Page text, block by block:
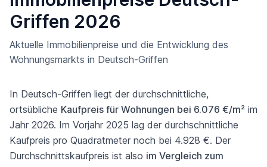
Griffen 2026
Aktuelle Immobilienpreise und die Entwicklung des
Wohnungsmarkts in Deutsch-Griffen
In Deutsch-Griffen liegt der durchschnittliche,
ortsübliche Kaufpreis für Wohnungen bei 6.076 €/m² im
Jahr 2026. Im Vorjahr 2025 lag der durchschnittliche
Kaufpreis pro Quadratmeter noch bei 4.928 €. Der
Durchschnittskaufpreis ist also im Vergleich zum